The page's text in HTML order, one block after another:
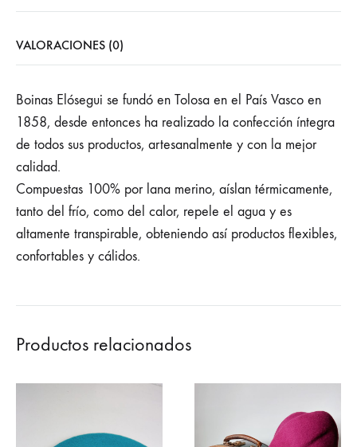
VALORACIONES (0)
Boinas Elósegui se fundó en Tolosa en el País Vasco en
1858, desde entonces ha realizado la confección íntegra
de todos sus productos, artesanalmente y con la mejor
calidad.
Compuestas 100% por lana merino, aíslan térmicamente,
tanto del frío, como del calor, repele el agua y es
altamente transpirable, obteniendo así productos flexibles,
confortables y cálidos.
Productos relacionados